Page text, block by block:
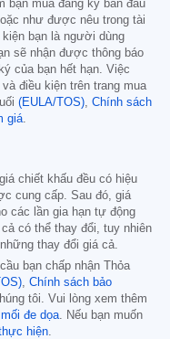
bạn mua đăng ký ban đầu
như được nêu trong tài
kiện bạn là người dùng
sẽ nhận được thông báo
của bạn hết hạn. Việc
điều kiện trên trang mua
(EULA/TOS) Chính sách
giá
chiết khấu đều có hiệu
cung cấp. Sau đó, giá
các lần gia hạn tự động
có thể thay đổi, tuy nhiên
thay đổi giá cả.
bạn chấp nhận Thỏa
Chính sách bảo
tôi. Vui lòng xem thêm
đe dọa . Nếu bạn muốn
hiện